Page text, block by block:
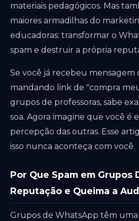
materiais pedagógicos. Mas
maiores armadilhas do
educadoras: transformar o
spam e destruir a própria
Se você já recebeu mensagem
mandando link de "compra
grupos de professoras, sabe
soa. Agora imagine que você é
percepção das outras. Esse
isso nunca aconteça com você.
Por Que Spam em Grupos
Reputação e Queima a
Grupos de WhatsApp têm uma